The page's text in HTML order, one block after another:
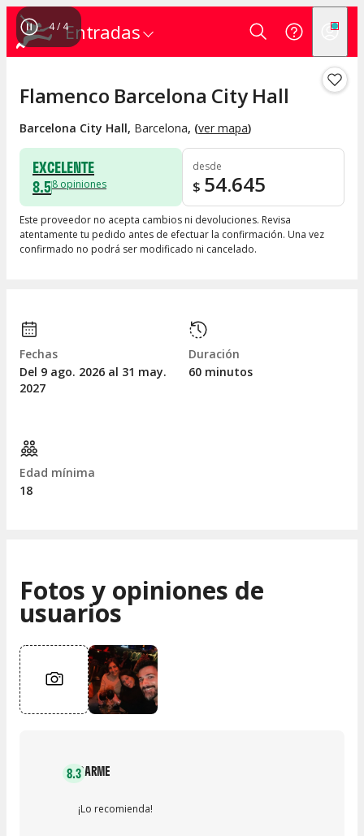
Entradas
4/ 4
Flamenco Barcelona City Hall
Barcelona City Hall, Barcelona, (ver mapa)
EXCELENTE
8.58 opiniones
desde
$ 54.645
Este proveedor no acepta cambios ni devoluciones. Revisa
atentamente tu pedido antes de efectuar la confirmación. Una vez
confirmado no podrá ser modificado ni cancelado.
Fechas
Del 9 ago. 2026 al 31 may.
2027
Duración
60 minutos
Edad mínima
18
Fotos y opiniones de
usuarios
8.3CARME
¡Lo recomienda!